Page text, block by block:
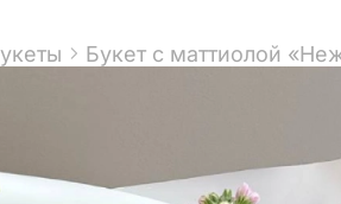
Букет с маттиолой